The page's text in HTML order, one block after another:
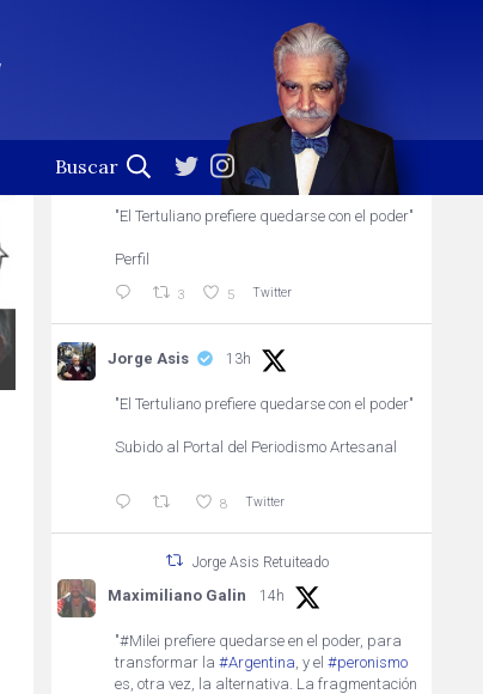
Seguir
Profesional de la palabra. (En esta cuenta no se leen
Jorge Asis 8h
"El Tertuliano prefiere quedarse con el poder"
Perfil
3 5 Twitter
Jorge Asis 13h
"El Tertuliano prefiere quedarse con el poder"
Subido al Portal del Periodismo Artesanal
8 Twitter
Jorge Asis Retuiteado
Maximiliano Galin 14h
"#Milei prefiere quedarse en el poder, para
transformar la #Argentina , y el #peronismo
es, otra vez, la alternativa. La fragmentación